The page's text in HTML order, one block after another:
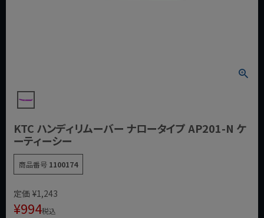
KTC ハンディリムーバー ナロータイプ AP201-N ケ
ーティーシー
商品番号 1100174
定価 ¥1,243
¥994税込